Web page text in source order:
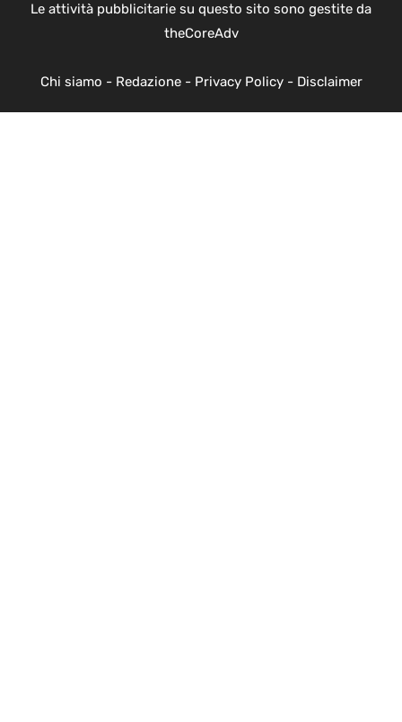
Le attività pubblicitarie su questo sito sono gestite da
theCoreAdv
Chi siamo - Redazione- Privacy Policy- Disclaimer